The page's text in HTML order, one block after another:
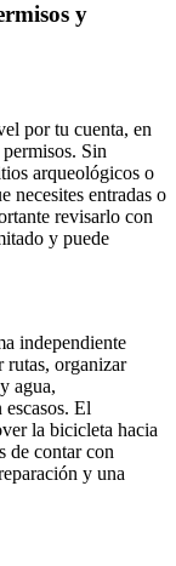
y
por tu cuenta, en
Sin
arqueológicos o
necesites entradas o
revisarlo con
y puede
independiente
rutas, organizar
agua,
El
la bicicleta hacia
de contar con
y una